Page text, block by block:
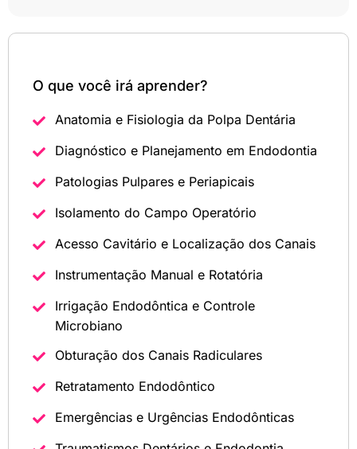
O que você irá aprender?
Anatomia e Fisiologia da Polpa Dentária
Diagnóstico e Planejamento em Endodontia
Patologias Pulpares e Periapicais
Isolamento do Campo Operatório
Acesso Cavitário e Localização dos Canais
Instrumentação Manual e Rotatória
Irrigação Endodôntica e Controle
Microbiano
Obturação dos Canais Radiculares
Retratamento Endodôntico
Emergências e Urgências Endodônticas